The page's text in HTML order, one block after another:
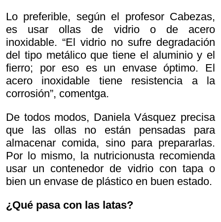
Lo preferible, según el profesor Cabezas,
es usar ollas de vidrio o de acero
inoxidable. “El vidrio no sufre degradación
del tipo metálico que tiene el aluminio y el
fierro; por eso es un envase óptimo. El
acero inoxidable tiene resistencia a la
corrosión”, comentga.
De todos modos, Daniela Vásquez precisa
que las ollas no están pensadas para
almacenar comida, sino para prepararlas.
Por lo mismo, la nutricionusta recomienda
usar un contenedor de vidrio con tapa o
bien un envase de plástico en buen estado.
¿Qué pasa con las latas?